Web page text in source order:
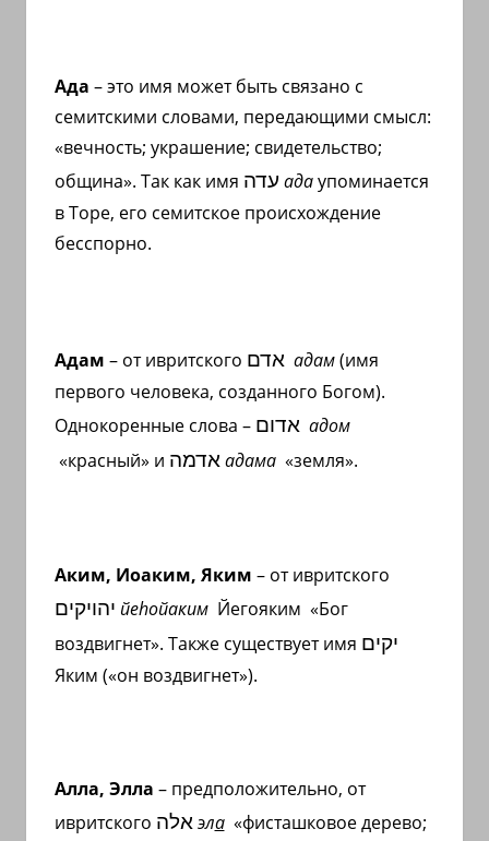
Ада – это имя может быть связано с
семитскими словами, передающими смысл:
«вечность; украшение; свидетельство;
община». Так как имя עדה адаупоминается
в Торе, его семитское происхождение
бесспорно.
Адам – от ивритского אדם адам(имя
первого человека, созданного Богом).
Однокоренные слова – אדום адом
«красный» и אדמה адама «земля».
Аким, Иоаким, Яким – от ивритского
יהויקים йеhойаким Йегояким «Бог
воздвигнет». Также существует имя יקים
Яким («он воздвигнет»).
Алла, Элла – предположительно, от
ивритского אלה эла «фисташковое дерево;